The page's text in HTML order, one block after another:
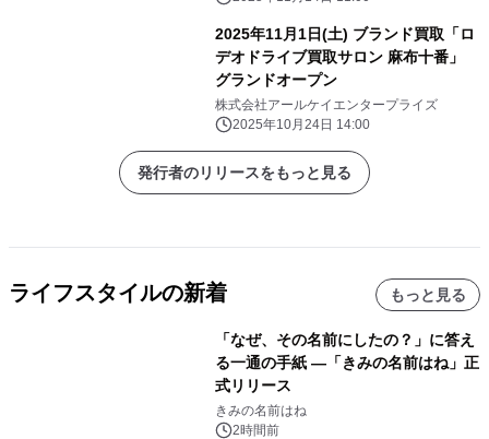
2025年11月1日(土) ブランド買取「ロ
デオドライブ買取サロン 麻布十番」
グランドオープン
株式会社アールケイエンタープライズ
2025年10月24日 14:00
発行者のリリースをもっと見る
ライフスタイルの新着 もっと見る
「なぜ、その名前にしたの？」に答え
る一通の手紙 ―「きみの名前はね」正
式リリース
きみの名前はね
2時間前